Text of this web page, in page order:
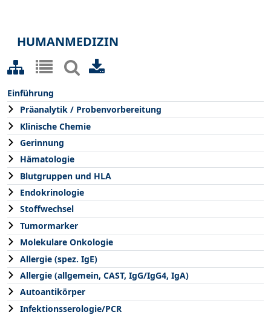
HUMANMEDIZIN
Einführung
Präanalytik / Probenvorbereitung
Klinische Chemie
Gerinnung
Hämatologie
Blutgruppen und HLA
Endokrinologie
Stoffwechsel
Tumormarker
Molekulare Onkologie
Allergie (spez. IgE)
Allergie (allgemein, CAST, IgG/IgG4, IgA)
Autoantikörper
Infektionsserologie/PCR